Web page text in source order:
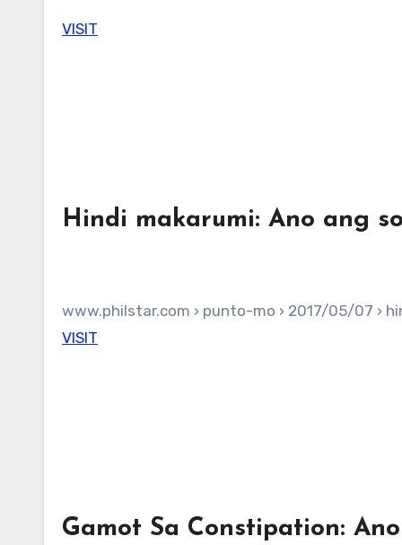
VISIT
Hindi makarumi: Ano ang
www.philstar.com › punto-mo › 2017/05/07 ›
VISIT
Gamot Sa Constipation: